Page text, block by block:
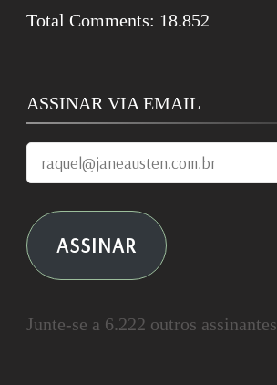
Total Comments: 18.852
ASSINAR VIA EMAIL
raquel@janeausten.com.br
ASSINAR
Junte-se a 6.222 outros assinantes